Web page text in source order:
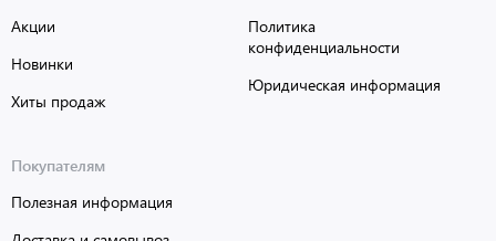
Акции
Новинки
Хиты продаж
Политика
конфиденциальности
Юридическая информация
Покупателям
Полезная информация